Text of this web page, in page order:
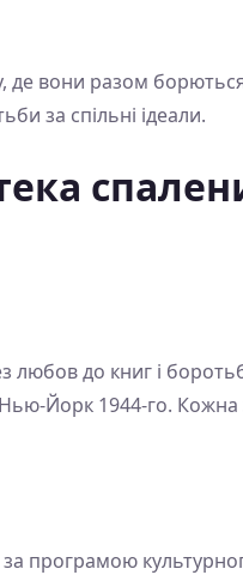
де вони разом
за спільні ідеали.
любов до книг і
Нью-Йорк 1944-го. Кожна
програмою